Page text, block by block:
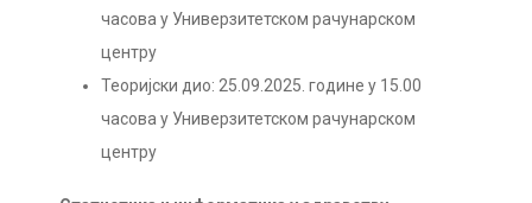
часова у Универзитетском рачунарском
центру
Теоријски дио: 25.09.2025. године у 15.00
часова у Универзитетском рачунарском
центру